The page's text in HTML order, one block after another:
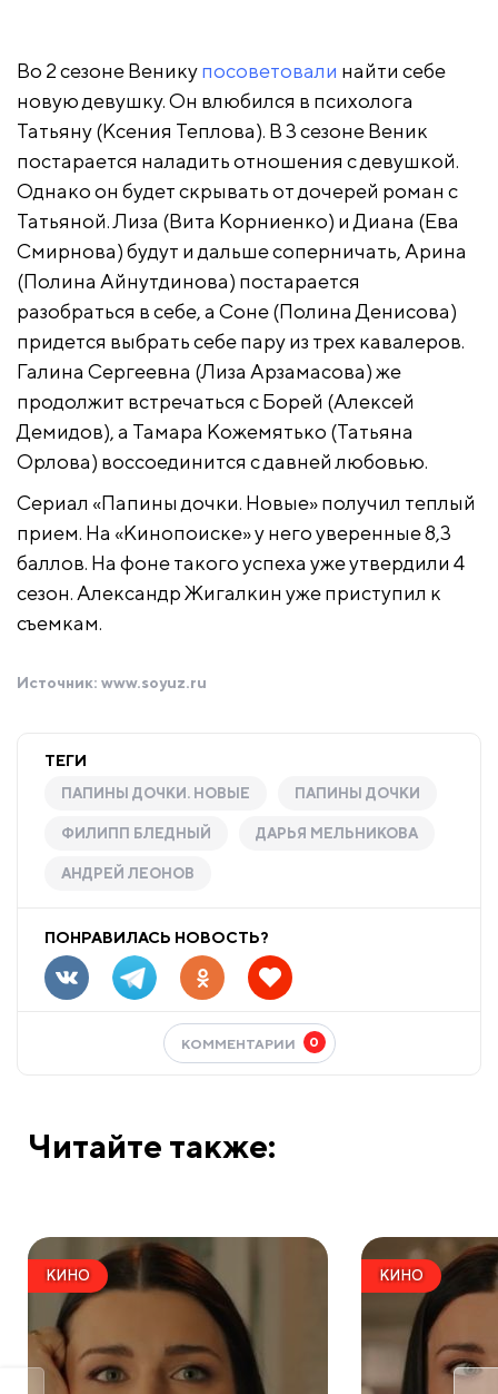
Во 2 сезоне Веникупосоветовали найти себе
новую девушку. Он влюбился в психолога
Татьяну (Ксения Теплова). В 3 сезоне Веник
постарается наладить отношения с девушкой.
Однако он будет скрывать от дочерей роман с
Татьяной. Лиза (Вита Корниенко) и Диана (Ева
Смирнова) будут и дальше соперничать, Арина
(Полина Айнутдинова) постарается
разобраться в себе, а Соне (Полина Денисова)
придется выбрать себе пару из трех кавалеров.
Галина Сергеевна (Лиза Арзамасова) же
продолжит встречаться с Борей (Алексей
Демидов), а Тамара Кожемятько (Татьяна
Орлова) воссоединится с давней любовью.
Сериал «Папины дочки. Новые» получил теплый
прием. На «Кинопоиске» у него уверенные 8,3
баллов. На фоне такого успеха уже утвердили 4
сезон. Александр Жигалкин уже приступил к
съемкам.
Источник: www.soyuz.ru
ТЕГИ
ПАПИНЫ ДОЧКИ. НОВЫЕ ПАПИНЫ ДОЧКИ
ФИЛИПП БЛЕДНЫЙ ДАРЬЯ МЕЛЬНИКОВА
АНДРЕЙ ЛЕОНОВ
ПОНРАВИЛАСЬ НОВОСТЬ?
КОММЕНТАРИИ 0
Читайте также:
КИНО КИНО